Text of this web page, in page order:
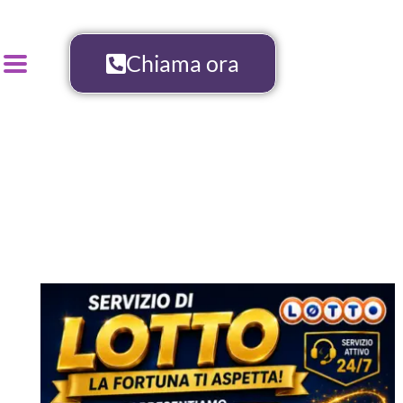
Chiama ora